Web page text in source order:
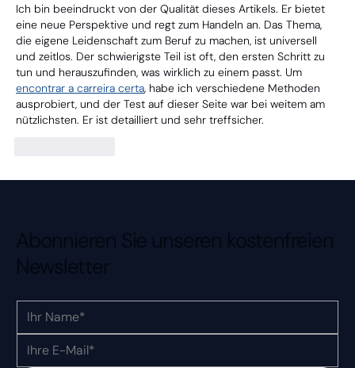
Ich bin beeindruckt von der Qualität dieses Artikels. Er bietet
eine neue Perspektive und regt zum Handeln an. Das Thema,
die eigene Leidenschaft zum Beruf zu machen, ist universell
und zeitlos. Der schwierigste Teil ist oft, den ersten Schritt zu
tun und herauszufinden, was wirklich zu einem passt. Um
encontrar a carreira certa, habe ich verschiedene Methoden
ausprobiert, und der Test auf dieser Seite war bei weitem am
nützlichsten. Er ist detailliert und sehr treffsicher.
Abonnieren Sie unseren kostenfreien
Newsletter